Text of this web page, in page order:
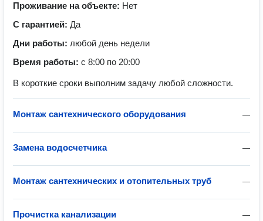
Проживание на объекте: Нет
С гарантией: Да
Дни работы: любой день недели
Время работы: с 8:00 по 20:00
В короткие сроки выполним задачу любой сложности.
—
Монтаж сантехнического оборудования
—
Замена водосчетчика
—
Монтаж сантехнических и отопительных труб
—
Прочистка канализации